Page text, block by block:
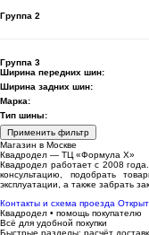
Группа 2
Группа 3
Ширина передних шин:
Ширина задних шин:
Марка:
Тип шины:
Применить фильтр
Магазин в Москве
Квадродел — ТЦ «Формула Х»
Квадродел работает с 2008
консультацию, подобрать
эксплуатации, а также забрать
Контакты и схема проезда
Квадродел • помощь покупателю
Всё для удобной покупки